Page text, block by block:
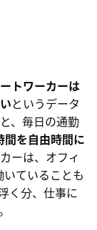
トワーカーは
というデータ
、毎日の通勤
間を自由時間に
ーは、オフィ
ていることも
く分、仕事に